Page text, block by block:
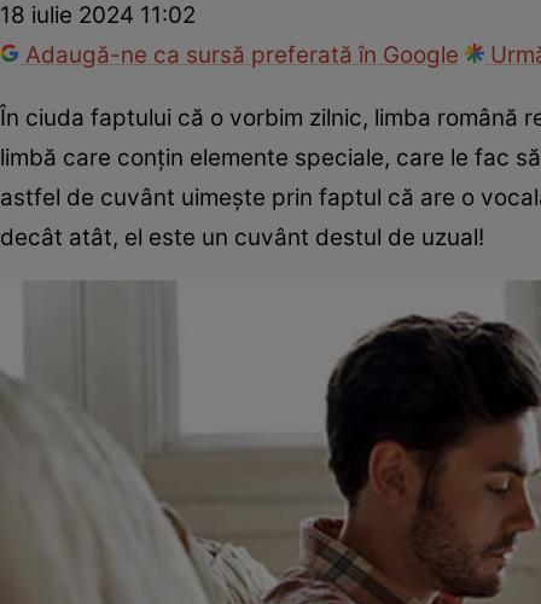
18 iulie 2024 11:02
Adaugă-ne ca sursă preferată în Google
În ciuda faptului că o vorbim zilnic, limba română
limbă care conțin elemente speciale, care le fac
astfel de cuvânt uimește prin faptul că are o
decât atât, el este un cuvânt destul de uzual!